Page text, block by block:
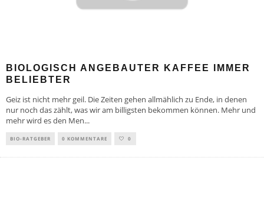
BIOLOGISCH ANGEBAUTER KAFFEE IMMER
BELIEBTER
Geiz ist nicht mehr geil. Die Zeiten gehen allmählich zu Ende, in denen
nur noch das zählt, was wir am billigsten bekommen können. Mehr und
mehr wird es den Men...
BIO-RATGEBER 0 KOMMENTARE 0